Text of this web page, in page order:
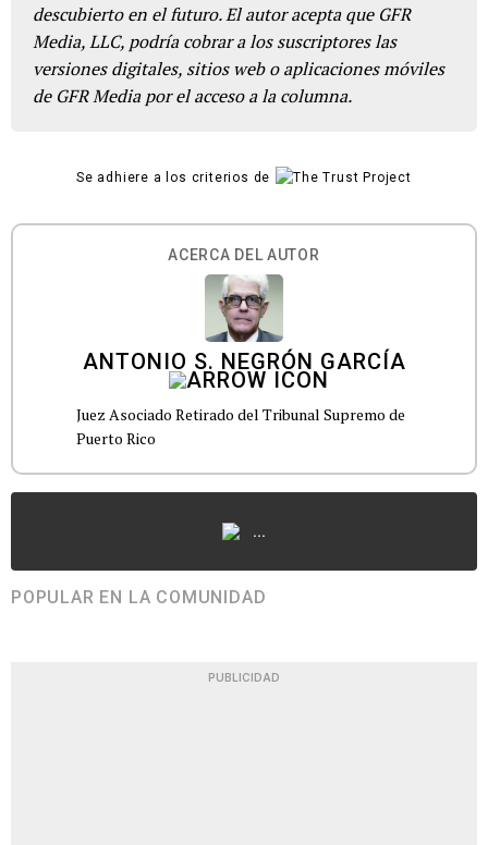
descubierto en el futuro. El autor acepta que GFR
Media, LLC, podría cobrar a los suscriptores las
versiones digitales, sitios web o aplicaciones móviles
de GFR Media por el acceso a la columna.
Se adhiere a los criterios de
ACERCA DEL AUTOR
ANTONIO S. NEGRÓN GARCÍA
Juez Asociado Retirado del Tribunal Supremo de
Puerto Rico
...
POPULAR EN LA COMUNIDAD
PUBLICIDAD